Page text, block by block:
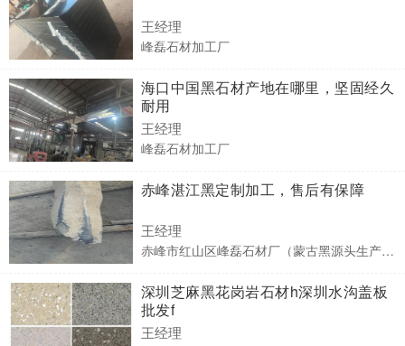
王经理
峰磊石材加工厂
海口中国黑石材产地在哪里，坚固经久
耐用
王经理
峰磊石材加工厂
赤峰湛江黑定制加工，售后有保障
王经理
赤峰市红山区峰磊石材厂（蒙古黑源头生产厂家）
深圳芝麻黑花岗岩石材h深圳水沟盖板
批发f
王经理